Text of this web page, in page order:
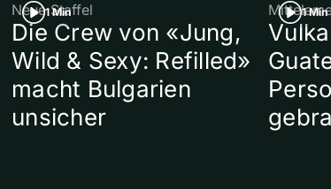
1 Min
Neue Staffel
Die Crew von «Jung,
Wild & Sexy: Refilled»
macht Bulgarien
unsicher
1 Min